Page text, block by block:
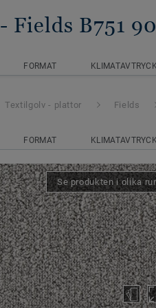
- Fields B751
FORMAT
Textilgolv - plattor Fields
FORMAT
Se produkten i olika